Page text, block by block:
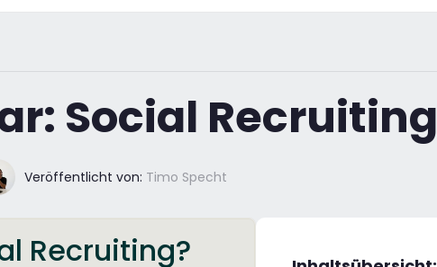
Social Recruiting
Veröffentlicht von: Timo Specht
Recruiting?